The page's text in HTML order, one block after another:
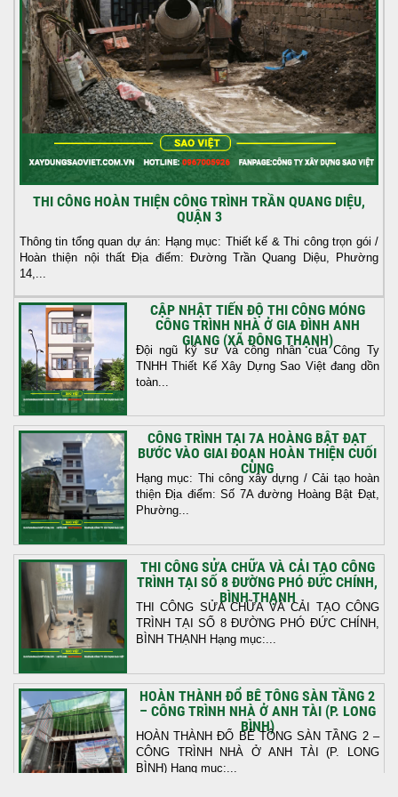
THI CÔNG HOÀN THIỆN CÔNG TRÌNH TRẦN QUANG DIỆU,
QUẬN 3
Thông tin tổng quan dự án: Hạng mục: Thiết kế & Thi công trọn gói /
Hoàn thiện nội thất Địa điểm: Đường Trần Quang Diệu, Phường
14,...
CẬP NHẬT TIẾN ĐỘ THI CÔNG MÓNG
CÔNG TRÌNH NHÀ Ở GIA ĐÌNH ANH
GIANG (XÃ ĐÔNG THẠNH)
Đội ngũ kỹ sư và công nhân của Công Ty
TNHH Thiết Kế Xây Dựng Sao Việt đang dồn
toàn...
CÔNG TRÌNH TẠI 7A HOÀNG BẬT ĐẠT
BƯỚC VÀO GIAI ĐOẠN HOÀN THIỆN CUỐI
CÙNG
Hạng mục: Thi công xây dựng / Cải tạo hoàn
thiện Địa điểm: Số 7A đường Hoàng Bật Đạt,
Phường...
THI CÔNG SỬA CHỮA VÀ CẢI TẠO CÔNG
TRÌNH TẠI SỐ 8 ĐƯỜNG PHÓ ĐỨC CHÍNH,
BÌNH THẠNH
THI CÔNG SỬA CHỮA VÀ CẢI TẠO CÔNG
TRÌNH TẠI SỐ 8 ĐƯỜNG PHÓ ĐỨC CHÍNH,
BÌNH THẠNH Hạng mục:...
HOÀN THÀNH ĐỔ BÊ TÔNG SÀN TẦNG 2
– CÔNG TRÌNH NHÀ Ở ANH TÀI (P. LONG
BÌNH)
HOÀN THÀNH ĐỔ BÊ TÔNG SÀN TẦNG 2 –
CÔNG TRÌNH NHÀ Ở ANH TÀI (P. LONG
BÌNH) Hạng mục:...